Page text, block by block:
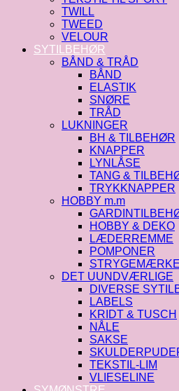
TWILL
TWEED
VELOUR
SYTILBEHØR
BÅND & TRÅD
BÅND
ELASTIK
SNØRE
TRÅD
LUKNINGER
BH & TILBEHØR
KNAPPER
LYNLÅSE
TANG &
TRYKKNAPPER
HOBBY m.m
HOBBY & DEKO
LÆDERREMME
POMPONER
DET UUNDVÆRLIGE
DIVERSE
LABELS
KRIDT & TUSCH
NÅLE
SAKSE
TEKSTIL-LIM
VLIESELINE